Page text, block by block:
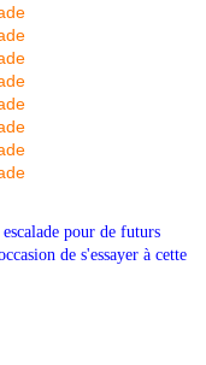
pour de futurs
de s'essayer à cette